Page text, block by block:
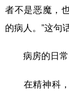
者不是恶魔，
的病人。”这句
病房的日
在精神科，